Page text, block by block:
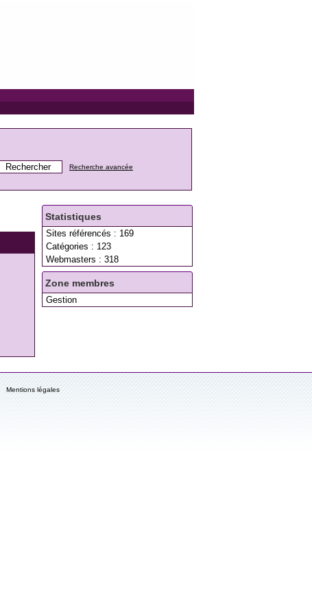
Recherche avancée
Statistiques
Sites référencés : 169
Catégories : 123
Webmasters : 318
Zone membres
Gestion
Mentions légales